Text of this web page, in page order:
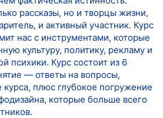
рассказы, но и творцы жизни,
и активный участник. Курс
нас с инструментами, которые
культуру, политику, рекламу и
психики. Курс состоит из 6
— ответы на вопросы,
плюс глубокое погружение
которые больше всего